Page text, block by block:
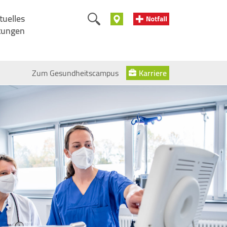
Zum Gesundheitscampus Karriere